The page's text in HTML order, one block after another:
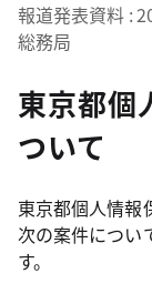
報道発表資料
総務局
東京都個
ついて
東京都個人情報
次の案件につい
す。